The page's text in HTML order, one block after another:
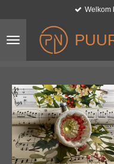
naar
hoofdinhoud
Welkom